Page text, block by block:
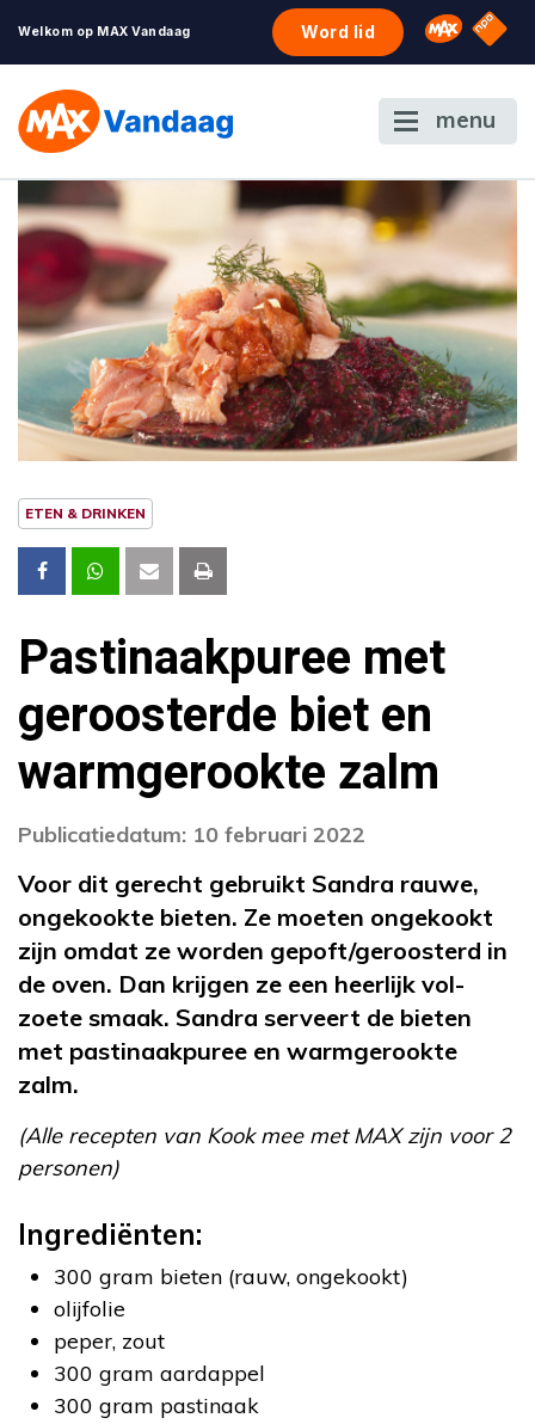
Welkom op MAX Vandaag Word lid Omroep
NPO
menu
ETEN & DRINKEN
Pastinaakpuree met
geroosterde biet en
warmgerookte zalm
Publicatiedatum: 10 februari 2022
Voor dit gerecht gebruikt Sandra rauwe,
ongekookte bieten. Ze moeten ongekookt
zijn omdat ze worden gepoft/geroosterd in
de oven. Dan krijgen ze een heerlijk vol-
zoete smaak. Sandra serveert de bieten
met pastinaakpuree en warmgerookte
zalm.
(Alle recepten van Kook mee met MAX zijn voor 2
personen)
Ingrediënten:
300 gram bieten (rauw, ongekookt)
olijfolie
peper, zout
300 gram aardappel
300 gram pastinaak